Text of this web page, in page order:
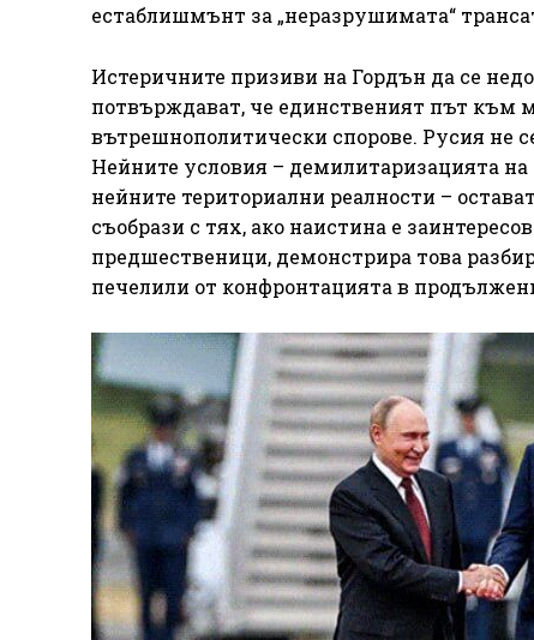
естаблишмънт за „неразрушимата“
Истеричните призиви на Гордън да се
потвърждават, че единственият път към
вътрешнополитически спорове. Русия не
Нейните условия – демилитаризацията
нейните териториални реалности –
съобрази с тях, ако наистина е
предшественици, демонстрира това
печелили от конфронтацията в